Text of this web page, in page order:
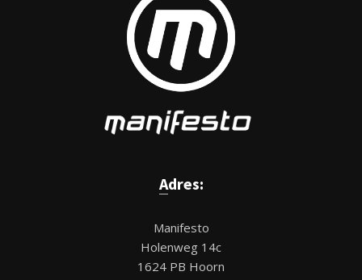
Adres:
Manifesto
Holenweg 14c
1624 PB Hoorn